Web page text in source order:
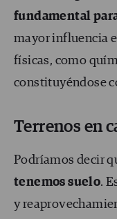
fundamental
mayor influencia
físicas, como
constituyéndose
Terrenos en
Podríamos decir
tenemos suelo.
y